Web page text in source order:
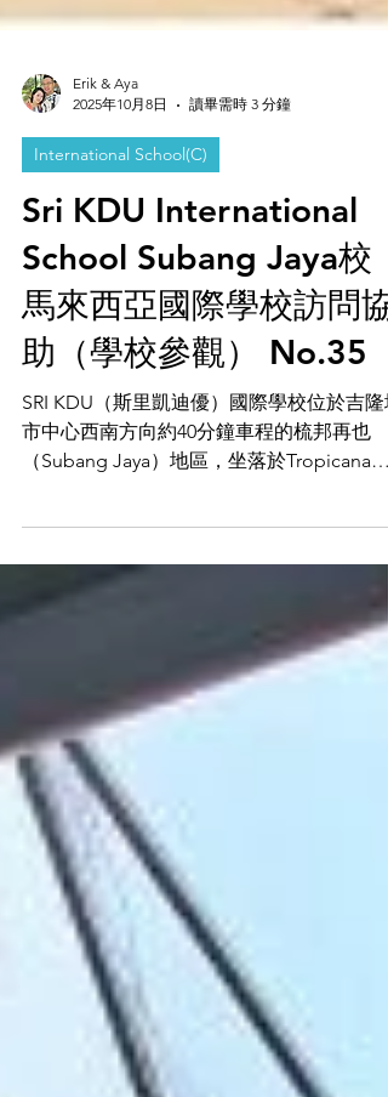
2025年10月8日
讀畢需時 3 分鐘
International School(C)
Sri KDU International
School Subang Jaya校
馬來西亞國際學校訪問協
助（學校參觀） No.35
市中心西南方向約40分鐘車程的梳邦再也
Metropark區。學校現代化且設施完善，周
有幾座步行即可到達的公寓。 在Tabiniko，我
們提供馬來西亞國際學校相關的教育移民支
服務，包括學校介紹（校園參觀）、入學協
助、租房支援以及生活輔助等。歡迎隨時聯
我們了解更多資訊。